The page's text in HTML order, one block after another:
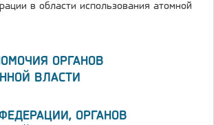
в области использования атомной
ОРГАНОВ
ВЛАСТИ
ОРГАНОВ